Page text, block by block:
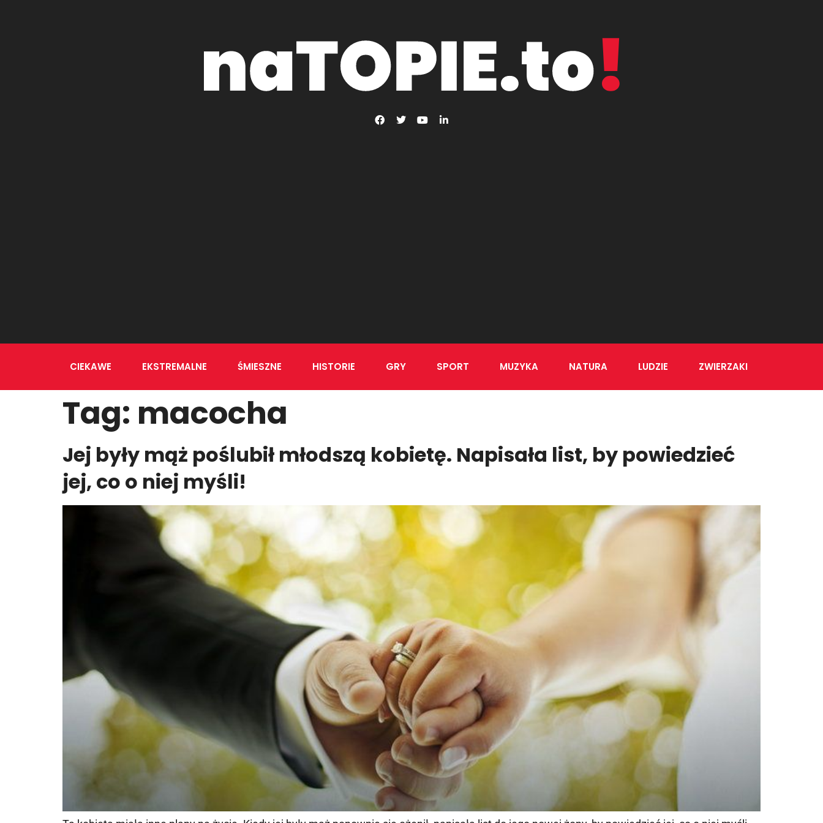
CIEKAWE EKSTREMALNE ŚMIESZNE HISTORIE GRY SPORT MUZYKA NATURA LUDZIE ZWIERZAKI
Tag: macocha
Jej były mąż poślubił młodszą kobietę. Napisała list, by powiedzieć
jej, co o niej myśli!